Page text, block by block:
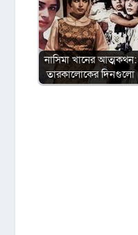
নাসিমা খানের আত্মকথন:
তারকালোকের দিনগুলো